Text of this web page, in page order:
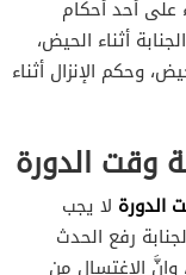
أحد أحكام
أثناء الحيض،
وحكم الإنزال أثناء
وقت الدورة
الدورة لا يجب
رفع الحدث
وإنَّ الاغتسال من